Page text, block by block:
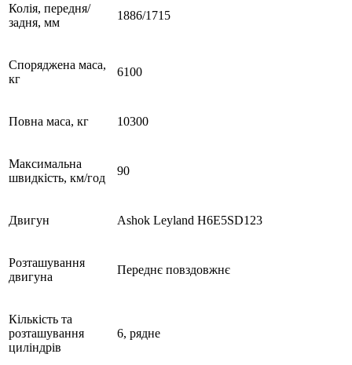
Колія, передня/
задня, мм
1886/1715
Споряджена маса,
кг
6100
Повна маса, кг 10300
Максимальна
швидкість, км/год
90
Двигун Ashok Leyland H6E5SD123
Розташування
двигуна
Переднє повздовжнє
Кількість та
розташування
циліндрів
6, рядне